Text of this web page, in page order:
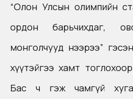
“Олон Улсын олимпийн
ордон барьчихдаг,
монголчууд нээрээ”
хүүтэйгээ хамт
Бас ч гэж чамгүй